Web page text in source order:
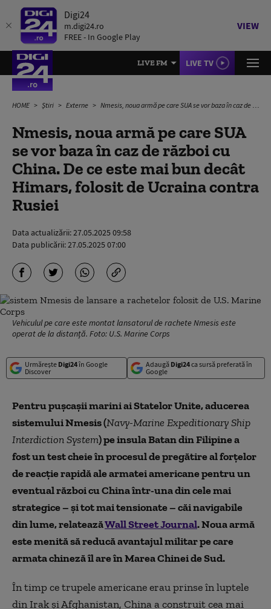
Digi24
m.digi24.ro
FREE - In Google Play
VIEW
LIVE FM LIVE TV
HOME Știri Externe Nmesis, noua armă pe care SUA se vor baza în caz de război cu China. De ce este mai bun decât Himars, folosit de Ucraina contra Rusiei
Nmesis, noua armă pe care SUA
se vor baza în caz de război cu
China. De ce este mai bun decât
Himars, folosit de Ucraina contra
Rusiei
Data actualizării:27.05.2025 09:58
Data publicării:27.05.2025 07:00
Vehiculul pe care este montat lansatorul de rachete Nmesis este
operat de la distanță. Foto: U.S. Marine Corps
Urmărește Digi24în Google
Discover
Adaugă Digi24ca sursă preferată în
Google
Pentru pușcașii marini ai Statelor Unite, aducerea
sistemului Nmesis (Navy-Marine Expeditionary Ship
Interdiction System) pe insula Batan din Filipine a
fost un test cheie în procesul de pregătire al forțelor
de reacție rapidă ale armatei americane pentru un
eventual război cu China într-una din cele mai
strategice – și tot mai tensionate – căi navigabile
din lume, relateazăWall Street Journal. Noua armă
este menită să reducă avantajul militar pe care
armata chineză îl are în Marea Chinei de Sud.
În timp ce trupele americane erau prinse în luptele
din Irak și Afghanistan, China a construit cea mai